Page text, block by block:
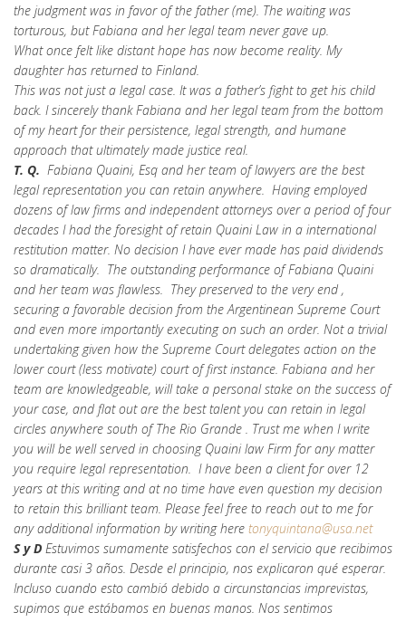
the judgment was in favor of the father (me). The waiting was
torturous, but Fabiana and her legal team never gave up.
What once felt like distant hope has now become reality. My
daughter has returned to Finland.
This was not just a legal case. It was a father’s fight to get his child
back. I sincerely thank Fabiana and her legal team from the bottom
of my heart for their persistence, legal strength, and humane
approach that ultimately made justice real.
T. Q. Fabiana Quaini, Esq and her team of lawyers are the best
legal representation you can retain anywhere. Having employed
dozens of law firms and independent attorneys over a period of four
decades I had the foresight of retain Quaini Law in a international
restitution matter. No decision I have ever made has paid dividends
so dramatically. The outstanding performance of Fabiana Quaini
and her team was flawless. They preserved to the very end ,
securing a favorable decision from the Argentinean Supreme Court
and even more importantly executing on such an order. Not a trivial
undertaking given how the Supreme Court delegates action on the
lower court (less motivate) court of first instance. Fabiana and her
team are knowledgeable, will take a personal stake on the success of
your case, and flat out are the best talent you can retain in legal
circles anywhere south of The Rio Grande . Trust me when I write
you will be well served in choosing Quaini law Firm for any matter
you require legal representation. I have been a client for over 12
years at this writing and at no time have even question my decision
to retain this brilliant team. Please feel free to reach out to me for
any additional information by writing here tonyquintana@usa.net
S y D Estuvimos sumamente satisfechos con el servicio que recibimos
durante casi 3 años. Desde el principio, nos explicaron qué esperar.
Incluso cuando esto cambió debido a circunstancias imprevistas,
supimos que estábamos en buenas manos. Nos sentimos